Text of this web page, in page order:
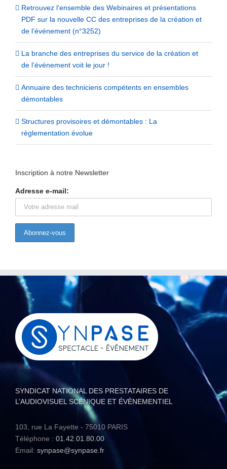
Retrouvez l’ensemble des Webinaires et présentations
PDF sur la nouvelle CC des entreprises de la création et
de l’événement (n°3252)
La branche des entreprises du service de la création et
de l’événement voit le jour !
Annuaire des techniciens compétents en ensembles
démontables
Structures provisoires et démontables : La
règlementation évolue
Inscription à notre Newsletter
Adresse e-mail:
SYNDICAT NATIONAL DES PRESTATAIRES DE
L’AUDIOVISUEL SCÉNIQUE ET ÉVÈNEMENTIEL
103, rue La Fayette - 75010 PARIS
Téléphone : 01.42.01.80.00
Email: synpase@synpase.fr